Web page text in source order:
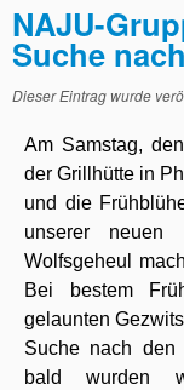
NAJU-
Suche
Dieser Eintrag wurde
Am Samstag,
der Grillhütte in
und die
unserer neuen
Wolfsgeheul
Bei bestem
gelaunten
Suche nach den
bald wurden